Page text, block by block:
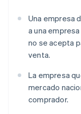
Una empresa
a una
no se acepta
venta.
La empresa
mercado
comprador.